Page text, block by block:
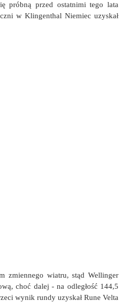
próbną przed ostatnimi tego lata
w Klingenthal Niemiec uzyskał
zmiennego wiatru, stąd Wellinger
choć dalej - na odległość 144,5
wynik rundy uzyskał Rune Velta